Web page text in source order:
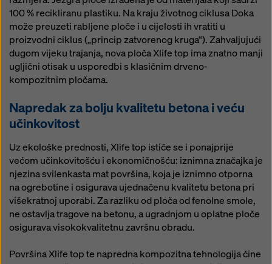
100 % recikliranu plastiku. Na kraju životnog ciklusa Doka
može preuzeti rabljene ploče i u cijelosti ih vratiti u
proizvodni ciklus („princip zatvorenog kruga“). Zahvaljujući
dugom vijeku trajanja, nova ploča Xlife top ima znatno manji
ugljični otisak u usporedbi s klasičnim drveno-
kompozitnim pločama.
Napredak za bolju kvalitetu betona i veću
učinkovitost
Uz ekološke prednosti, Xlife top ističe se i ponajprije
većom učinkovitošću i ekonomičnošću: iznimna značajka je
njezina svilenkasta mat površina, koja je iznimno otporna
na ogrebotine i osigurava ujednačenu kvalitetu betona pri
višekratnoj uporabi. Za razliku od ploča od fenolne smole,
ne ostavlja tragove na betonu, a ugradnjom u oplatne ploče
osigurava visokokvalitetnu završnu obradu.
Površina Xlife top te napredna kompozitna tehnologija čine